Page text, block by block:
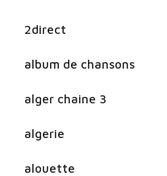
2direct
album de chansons
alger chaine 3
algerie
alouette